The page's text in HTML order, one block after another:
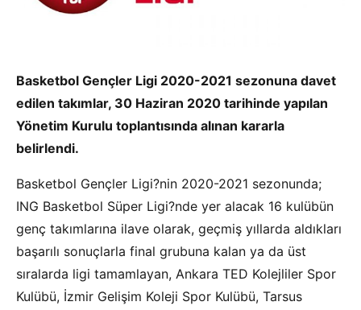
Basketbol Gençler Ligi 2020-2021 sezonuna davet
edilen takımlar, 30 Haziran 2020 tarihinde yapılan
Yönetim Kurulu toplantısında alınan kararla
belirlendi.
Basketbol Gençler Ligi?nin 2020-2021 sezonunda;
ING Basketbol Süper Ligi?nde yer alacak 16 kulübün
genç takımlarına ilave olarak, geçmiş yıllarda aldıkları
başarılı sonuçlarla final grubuna kalan ya da üst
sıralarda ligi tamamlayan, Ankara TED Kolejliler Spor
Kulübü, İzmir Gelişim Koleji Spor Kulübü, Tarsus